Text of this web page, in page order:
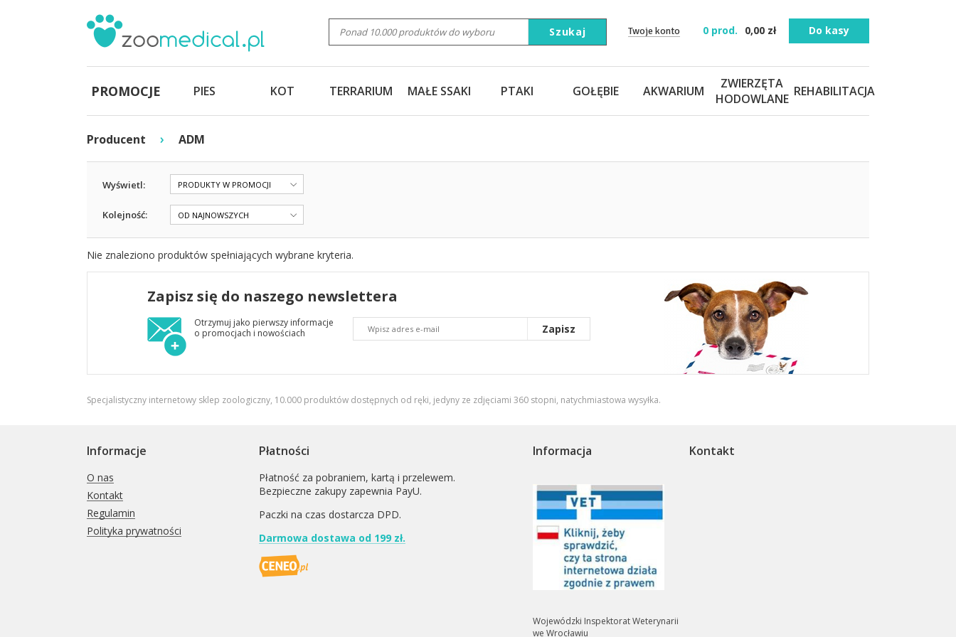
Twoje konto 0 prod. 0,00 zł Do kasy
Szukaj
PROMOCJE PIES KOT TERRARIUM MAŁE SSAKI PTAKI GOŁĘBIE AKWARIUM
ZWIERZĘTA
HODOWLANE REHABILITACJA
Producent › ADM
Wyświetl: PRODUKTY W PROMOCJI
Kolejność: OD NAJNOWSZYCH
Nie znaleziono produktów spełniających wybrane kryteria.
Zapisz się do naszego newslettera
Otrzymuj jako pierwszy informacje
o promocjach i nowościach
Zapisz
Specjalistyczny internetowy sklep zoologiczny, 10.000 produktów dostępnych od ręki, jedyny ze zdjęciami 360 stopni, natychmiastowa wysyłka.
Informacje
O nas
Kontakt
Regulamin
Polityka prywatności
Płatności
Płatność za pobraniem, kartą i przelewem.
Bezpieczne zakupy zapewnia PayU.
Paczki na czas dostarcza DPD.
Darmowa dostawa od 199 zł.
Informacja
Wojewódzki Inspektorat Weterynarii
we Wrocławiu
Kontakt